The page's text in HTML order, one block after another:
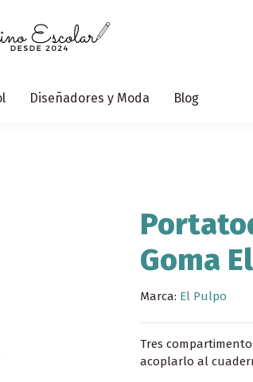
Diseñadores y Moda Blog
Goma
Marca: El Pulpo
Tres
acoplarlo al